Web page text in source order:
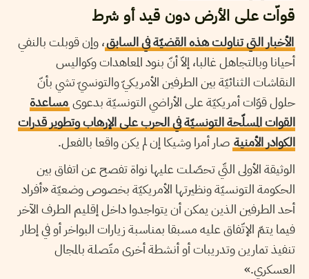
قواّت على الأرض دون قيد أو شرط
الأخبار التي تناولت هذه القضيّة في السابق، وإن قوبلت بالنفي
أحيانا وبالتجاهل غالبا، إلاّ أنّ بنود المعاهدات وكواليس
النقاشات الثنائيّة بين الطرفين الأمريكيّ والتونسيّ تشي بأنّ
حلول قوّات أمريكيّة على الأراضي التونسيّة بدعوى مساعدة
القوات المسلّحة التونسيّة في الحرب على الإرهاب وتطوير قدرات
الكوادر الأمنية صار أمرا وشيكا إن لم يكن واقعا بالفعل.
الوثيقة الأولى التّي تحصّلت عليها نواة تفصح عن اتفاق بين
الحكومة التونسيّة ونظيرتها الأمريكيّة بخصوص وضعيّة «أفراد
أحد الطرفين الذين يمكن أن يتواجدوا داخل إقليم الطرف الآخر
فيما يتمّ الإتّفاق عليه مسبقا بمناسبة زيارات البواخر أو في إطار
تنفيذ تمارين وتدريبات أو أنشطة أخرى متّصلة بالمجال
العسكري.»